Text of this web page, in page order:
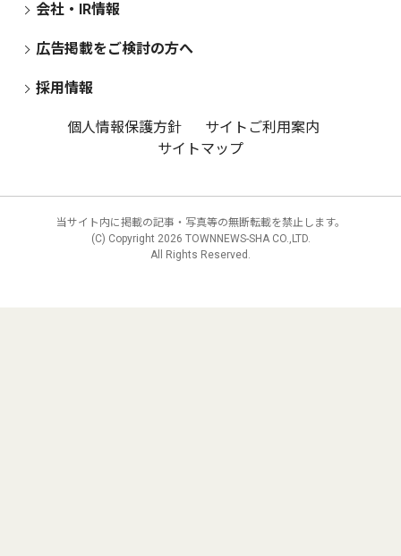
会社・IR情報
広告掲載をご検討の方へ
採用情報
個人情報保護方針
サイトご利用案内
サイトマップ
当サイト内に掲載の記事・写真等の無断転載を禁止します。
(C) Copyright 2026 TOWNNEWS-SHA CO.,LTD.
All Rights Reserved.